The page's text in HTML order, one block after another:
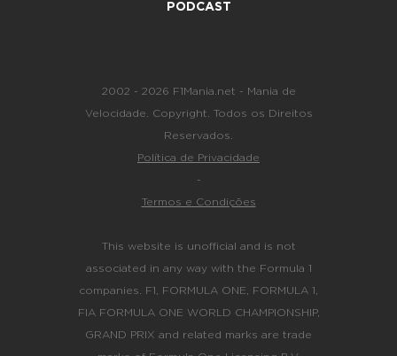
PODCAST
2002 - 2026 F1Mania.net - Mania de
Velocidade. Copyright. Todos os Direitos
Reservados.
Política de Privacidade
-
Termos e Condições
This website is unofficial and is not
associated in any way with the Formula 1
companies. F1, FORMULA ONE, FORMULA 1,
FIA FORMULA ONE WORLD CHAMPIONSHIP,
GRAND PRIX and related marks are trade